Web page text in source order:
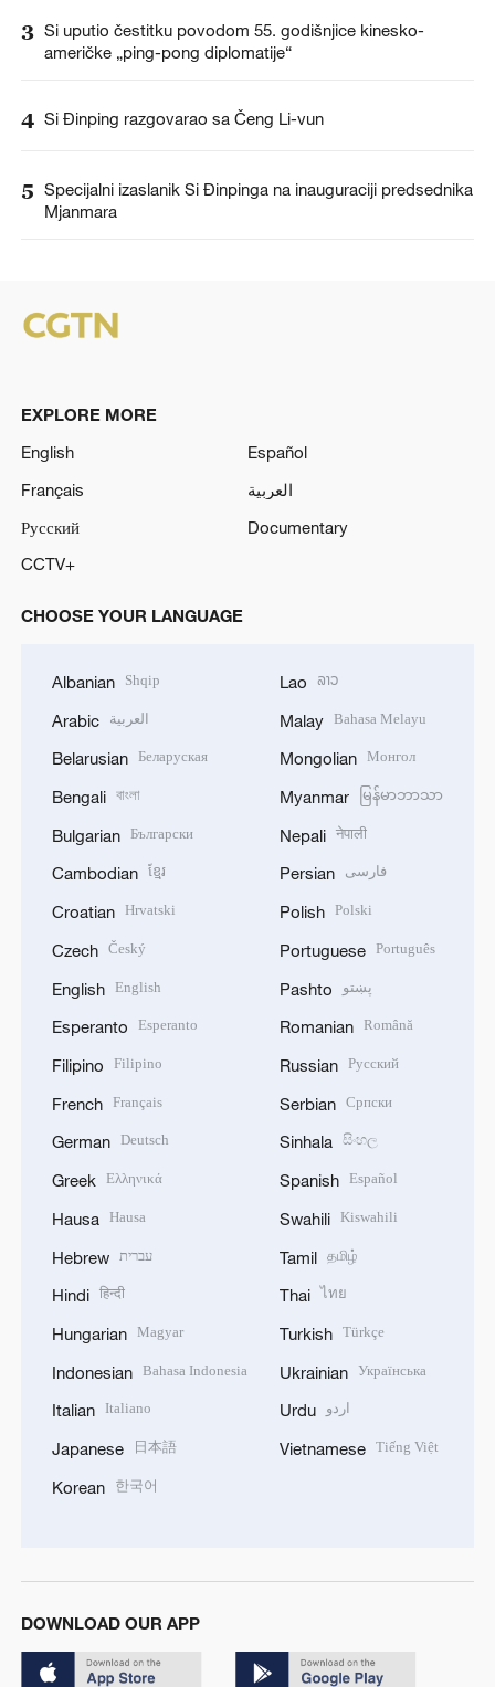
3 Si uputio čestitku povodom 55. godišnjice kinesko-
američke „ping-pong diplomatije“
4 Si Đinping razgovarao sa Čeng Li-vun
5 Specijalni izaslanik Si Đinpinga na inauguraciji predsednika
Mjanmara
EXPLORE MORE
English
Español
Français
العربية
Русский
Documentary
CCTV+
CHOOSE YOUR LANGUAGE
Albanian Shqip
Arabic العربية
Belarusian Беларуская
Bengali বাংলা
Bulgarian Български
Cambodian ខ្មែរ
Croatian Hrvatski
Czech Český
English English
Esperanto Esperanto
Filipino Filipino
French Français
German Deutsch
Greek Ελληνικά
Hausa Hausa
Hebrew עברית
Hindi हिन्दी
Hungarian Magyar
Indonesian Bahasa Indonesia
Italian Italiano
Japanese 日本語
Korean 한국어
Lao ລາວ
Malay Bahasa Melayu
Mongolian Монгол
Myanmar မြန်မာဘာသာ
Nepali नेपाली
Persian فارسی
Polish Polski
Portuguese Português
Pashto پښتو
Romanian Română
Russian Русский
Serbian Српски
Sinhala සිංහල
Spanish Español
Swahili Kiswahili
Tamil தமிழ்
Thai ไทย
Turkish Türkçe
Ukrainian Українська
Urdu اردو
Vietnamese Tiếng Việt
DOWNLOAD OUR APP